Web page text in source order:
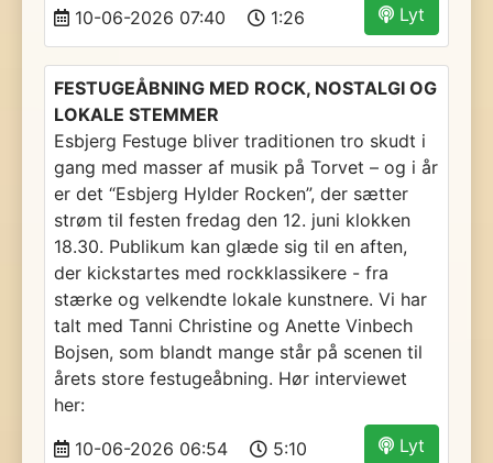
Lyt
10-06-2026 07:40 1:26
FESTUGEÅBNING MED ROCK, NOSTALGI OG
LOKALE STEMMER
Esbjerg Festuge bliver traditionen tro skudt i
gang med masser af musik på Torvet – og i år
er det “Esbjerg Hylder Rocken”, der sætter
strøm til festen fredag den 12. juni klokken
18.30. Publikum kan glæde sig til en aften,
der kickstartes med rockklassikere - fra
stærke og velkendte lokale kunstnere. Vi har
talt med Tanni Christine og Anette Vinbech
Bojsen, som blandt mange står på scenen til
årets store festugeåbning. Hør interviewet
her:
Lyt
10-06-2026 06:54 5:10